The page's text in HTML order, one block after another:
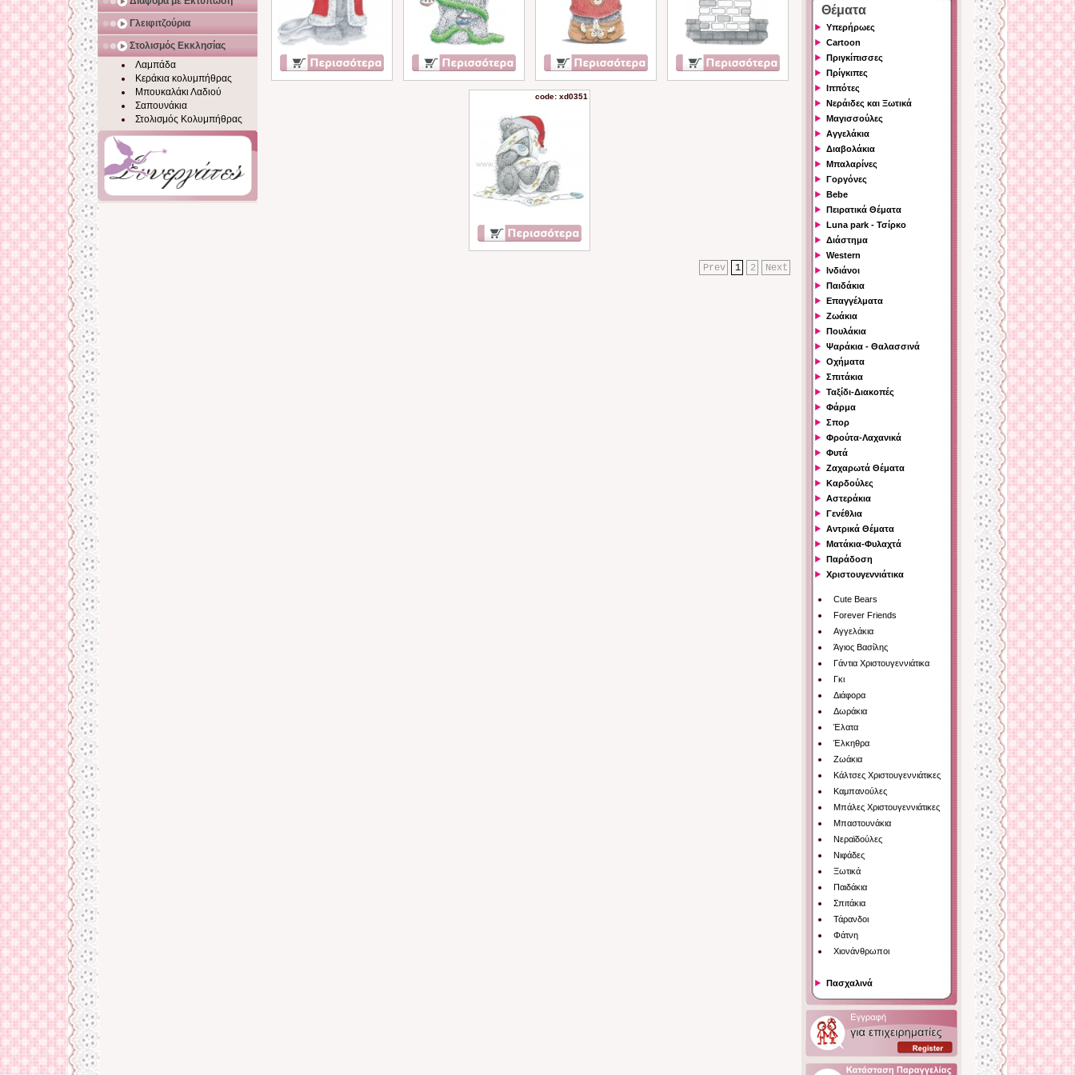
Γλειφιτζούρια
Στολισμός Εκκλησίας
Λαμπάδα
Κεράκια κολυμπήθρας
Μπουκαλάκι Λαδιού
Σαπουνάκια
Στολισμός Κολυμπήθρας
code: xd0351
Next
2
1
Prev
Θέματα
Υπερήρωες
Cartoon
Πριγκίπισσες
Πρίγκιπες
Ιππότες
Νεράιδες και Ξωτικά
Μαγισσούλες
Αγγελάκια
Διαβολάκια
Μπαλαρίνες
Γοργόνες
Bebe
Πειρατικά Θέματα
Luna park - Τσίρκο
Διάστημα
Western
Ινδιάνοι
Παιδάκια
Επαγγέλματα
Ζωάκια
Πουλάκια
Ψαράκια - Θαλασσινά
Οχήματα
Σπιτάκια
Ταξίδι-Διακοπές
Φάρμα
Σπορ
Φρούτα-Λαχανικά
Φυτά
Ζαχαρωτά Θέματα
Καρδούλες
Αστεράκια
Γενέθλια
Αντρικά Θέματα
Ματάκια-Φυλαχτά
Παράδοση
Χριστουγεννιάτικα
Cute Bears
Forever Friends
Αγγελάκια
Άγιος Βασίλης
Γάντια Χριστουγεννιάτικα
Γκι
Διάφορα
Δωράκια
Έλατα
Έλκηθρα
Ζωάκια
Κάλτσες Χριστουγεννιάτικες
Καμπανούλες
Μπάλες Χριστουγεννιάτικες
Μπαστουνάκια
Νεραϊδούλες
Νιφάδες
Ξωτικά
Παιδάκια
Σπιτάκια
Τάρανδοι
Φάτνη
Χιονάνθρωποι
Πασχαλινά